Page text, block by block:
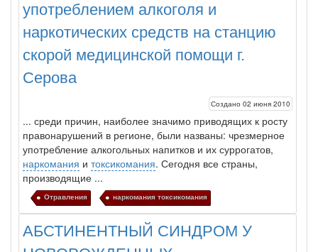
тревожную статистику. Она
касаются увеличения риска
острой кардиотоксичности и
роста сопутствующих
Закон о праве родителей находиться с детьми в
реанимации внесен в Госдуму
Соответствующий
законопроект внесен в
рассмотрение. Суть его
заключается в
нахождении одного из
употреблением алкоголя и
наркотических средств на станцию
скорой медицинской помощи г.
Серова
Создано 02 июня 2010
... среди причин, наиболее значимо приводящих к росту
правонарушений в регионе, были названы: чрезмерное
употребление алкогольных напитков и их суррогатов,
наркомания и токсикомания. Сегодня все страны,
производящие ...
Отравления наркомания токсикомания
АБСТИНЕНТНЫЙ СИНДРОМ У